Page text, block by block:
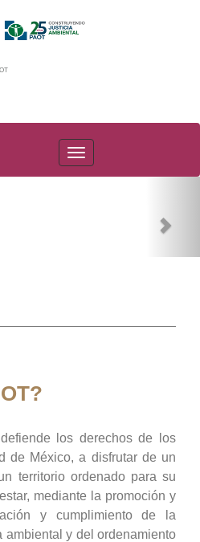
PAOT
los derechos de los
de México, a disfrutar de un
territorio ordenado para su
mediante la promoción y
y cumplimiento de la
ambiental y del ordenamiento